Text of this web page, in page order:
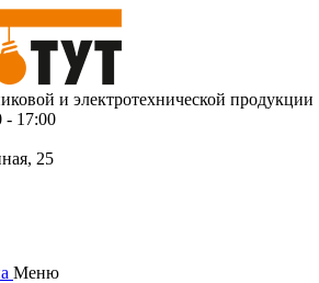
и электротехнической продукции
- 17:00
25
Меню